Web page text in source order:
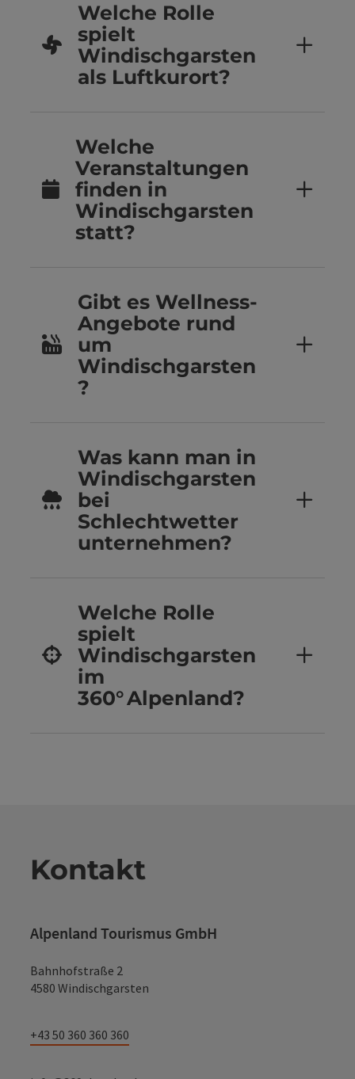
Welche Rolle
spielt
Windischgarsten
als Luftkurort?
Welche
Veranstaltungen
finden in
Windischgarsten
statt?
Gibt es Wellness-
Angebote rund
um
Windischgarsten
?
Was kann man in
Windischgarsten
bei
Schlechtwetter
unternehmen?
Welche Rolle
spielt
Windischgarsten
im
360° Alpenland?
Kontakt
Alpenland Tourismus GmbH
Bahnhofstraße 2
4580 Windischgarsten
+43 50 360 360 360